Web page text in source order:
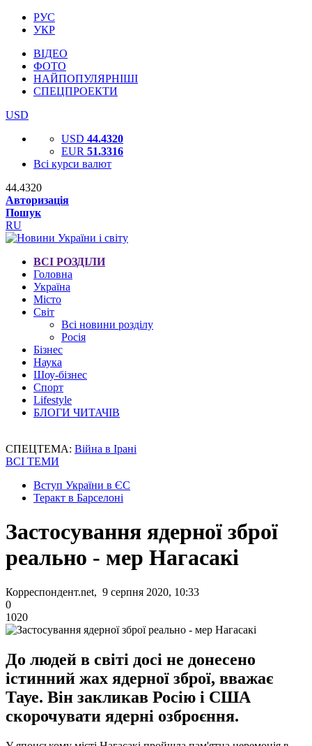
РУС
УКР
ВІДЕО
ФОТО
НАЙПОПУЛЯРНІШІ
СПЕЦПРОЕКТИ
USD
USD 44.4320
EUR 51.3316
Всі курси валют
44.4320
Авторизація
Пошук
RU
ВСІ РОЗДІЛИ
Головна
Україна
Місто
Світ
Всі новини розділу
Росія
Бізнес
Наука
Шоу-бізнес
Спорт
Lifestyle
БЛОГИ ЧИТАЧІВ
СПЕЦТЕМА: Війна в Ірані
ВСІ ТЕМИ
Вступ України в ЄС
Теракт в Барселоні
Застосування ядерної зброї
реально - мер Нагасакі
Корреспондент.net, 9 серпня 2020, 10:33
0
1020
До людей в світі досі не донесено
істинний жах ядерної зброї, вважає
Тауе. Він закликав Росію і США
скорочувати ядерні озброєння.